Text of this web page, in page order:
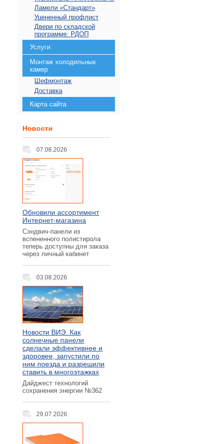
Ламели «Стандарт»
Уцененный профлист
Двери по складской
программе: РДОП
Услуги
Монтаж холодильных
камер
Шефмонтаж
Доставка
Карта сайта
Новости
07.08.2026
Обновили ассортимент
Интернет-магазина
Сэндвич-панели из
вспененного полистирола
теперь доступны для заказа
через личный кабинет
03.08.2026
Новости ВИЭ. Как
солнечные панели
сделали эффективнее и
здоровее, запустили по
ним поезда и разрешили
ставить в многоэтажках
Дайджест технологий
сохранения энергии №362
29.07.2026